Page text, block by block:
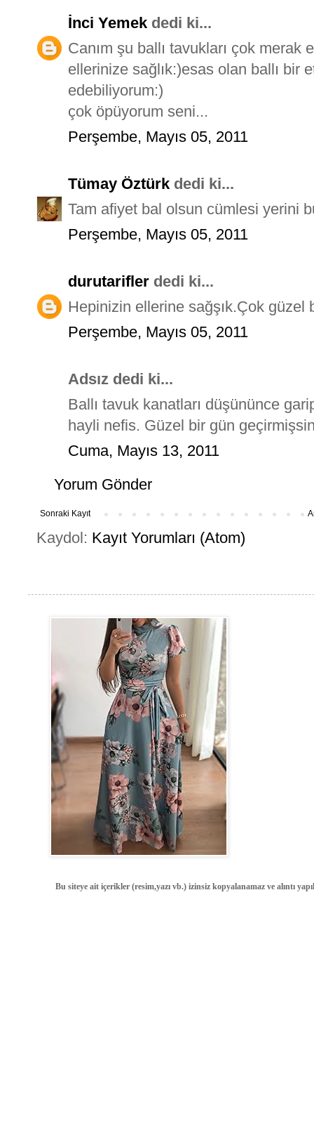
İnci Yemek dedi ki...
Canım şu ballı tavukları çok
ellerinize sağlık:)esas olan ballı bir
edebiliyorum:)
çok öpüyorum seni...
Perşembe, Mayıs 05, 2011
Tümay Öztürk dedi ki...
Tam afiyet bal olsun cümlesi yerini
Perşembe, Mayıs 05, 2011
durutarifler dedi ki...
Hepinizin ellerine sağşık.Çok güzel
Perşembe, Mayıs 05, 2011
Adsız dedi ki...
Ballı tavuk kanatları düşününce
hayli nefis. Güzel bir gün
Cuma, Mayıs 13, 2011
Yorum Gönder
Sonraki Kayıt
Kaydol: Kayıt Yorumları (Atom)
Bu siteye ait içerikler (resim,yazı vb.) izinsiz kopyalanamaz ve alıntı